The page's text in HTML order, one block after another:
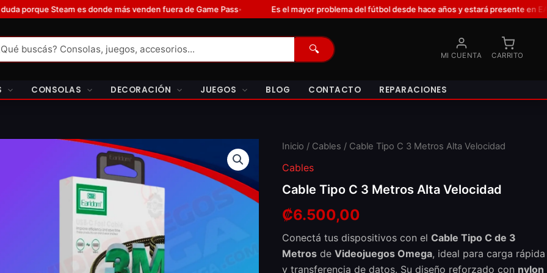
venden fuera de Game Pass• Es el mayor problema del fútbol desde hace años y estará presente en EA Sports FC 27. Una nueva
🔍 MI CUENTA CARRITO
CONSOLAS DECORACIÓN JUEGOS BLOG CONTACTO REPARACIONES
Inicio / Cables / Cable Tipo C 3 Metros Alta Velocidad
Cables
Cable Tipo C 3 Metros Alta Velocidad
₡6.500,00
Conectá tus dispositivos con el Cable Tipo C de 3
Metrosde Videojuegos Omega, ideal para carga rápida
y transferencia de datos. Su diseño reforzado con nylon
Cable
C
Metros
Velocidad